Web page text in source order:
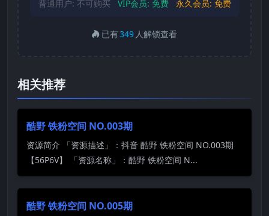
普通用户: 不可购买 VIP会员: 免费 永久会员: 免费
已有349 人解锁查看
相关推荐
酷野 铁粉空间 NO.003期
资源简介 「资源描述」：抖音 酷野 铁粉空间 NO.003期
【56P6V】 「资源名称」：酷野 铁粉空间 N...
酷野 铁粉空间 NO.005期